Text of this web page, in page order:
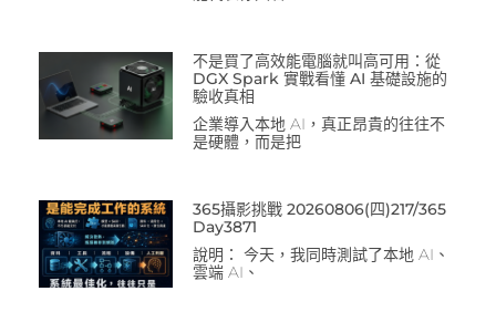
不是買了高效能電腦就叫高可用：從
DGX Spark 實戰看懂 AI 基礎設施的
驗收真相
企業導入本地 AI，真正昂貴的往往不
是硬體，而是把
365攝影挑戰 20260806(四)217/365
Day3871
說明： 今天，我同時測試了本地 AI、
雲端 AI、